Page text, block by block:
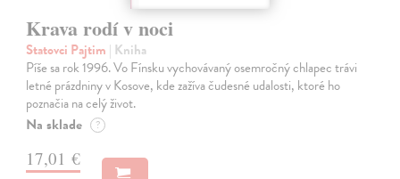
Krava rodí v noci
Statovci Pajtim | Kniha
Píše sa rok 1996. Vo Fínsku vychovávaný osemročný chlapec trávi
letné prázdniny v Kosove, kde zažíva čudesné udalosti, ktoré ho
poznačia na celý život.
Na sklade ?
17,01 €